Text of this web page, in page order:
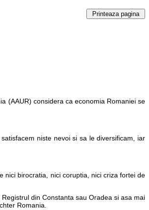
(AAUR) considera ca economia Romaniei se
niste nevoi si sa le diversificam, iar
nici birocratia, nici coruptia, nici criza fortei de
din Constanta sau Oradea si asa mai
Romania.